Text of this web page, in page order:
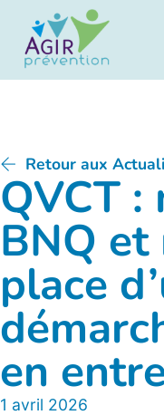
Retour aux
QVCT :
BNQ et
place
en
1 avril 2026